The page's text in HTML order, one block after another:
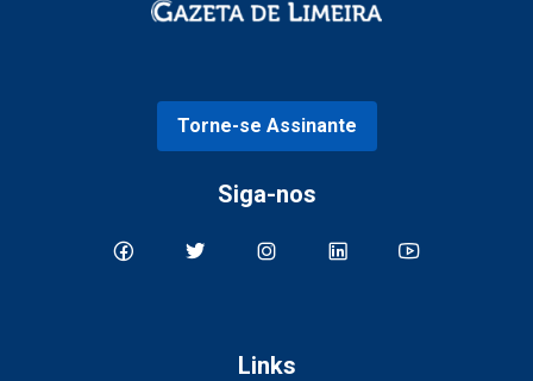
Torne-se Assinante
Siga-nos
Links